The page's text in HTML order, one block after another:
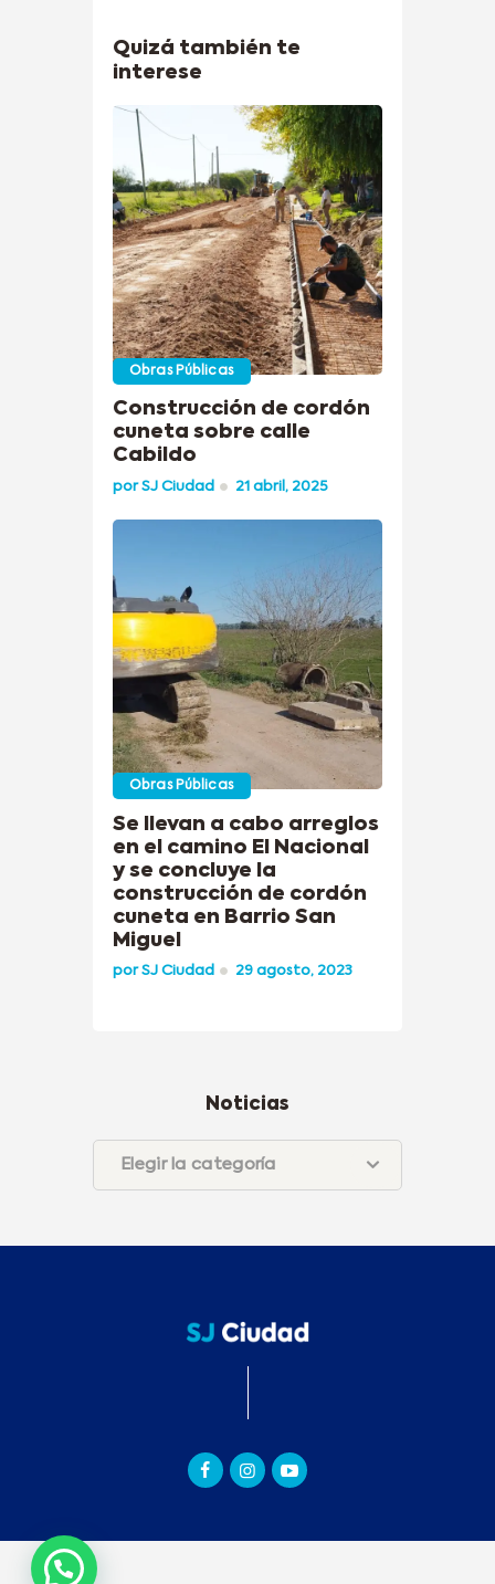
Quizá también te
interese
Obras Públicas
Construcción de cordón
cuneta sobre calle
Cabildo
porSJ Ciudad 21 abril, 2025
Obras Públicas
Se llevan a cabo arreglos
en el camino El Nacional
y se concluye la
construcción de cordón
cuneta en Barrio San
Miguel
porSJ Ciudad 29 agosto, 2023
Noticias